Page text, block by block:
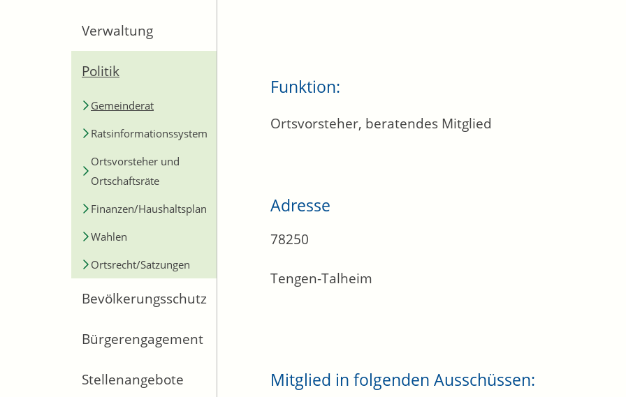
Verwaltung
Politik
Gemeinderat
Ratsinformationssystem
Ortsvorsteher und
Ortschaftsräte
Finanzen/Haushaltsplan
Wahlen
Ortsrecht/Satzungen
Bevölkerungsschutz
Bürgerengagement
Stellenangebote
Funktion:
Ortsvorsteher, beratendes Mitglied
Adresse
78250
Tengen-Talheim
Mitglied in folgenden Ausschüssen: